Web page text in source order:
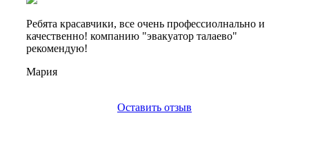
Ребята красавчики, все очень профессиолнально и
качественно! компанию "эвакуатор талаево"
рекомендую!
Мария
Оставить отзыв